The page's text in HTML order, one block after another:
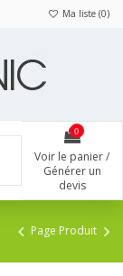
Ma liste (0)
0
Voir le panier /
Générer un
devis
Page Produit